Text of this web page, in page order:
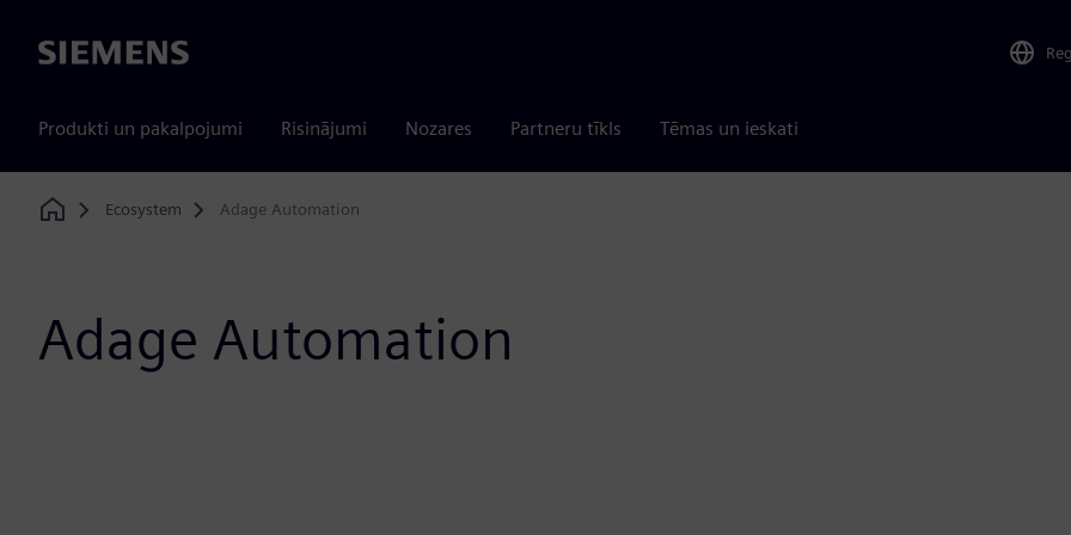
Siemens
Produkti un pakalpojumi Risinājumi Nozares Partneru tīkls Tēmas un ieskati
Home
Ecosystem Adage Automation
Adage Automation